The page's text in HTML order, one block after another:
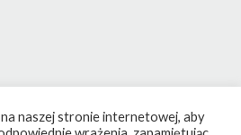
naszej stronie internetowej, aby